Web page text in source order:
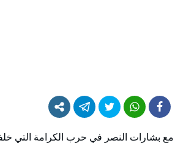
مع بشارات النصر في حرب الكرامة التي